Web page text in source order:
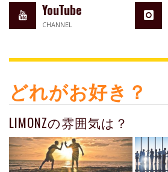
YouTube
CHANNEL
どれがお好き？
LIMONZの雰囲気は？